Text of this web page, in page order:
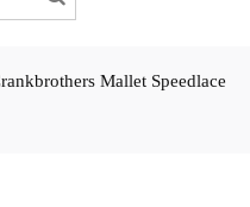
Mallet Speedlace